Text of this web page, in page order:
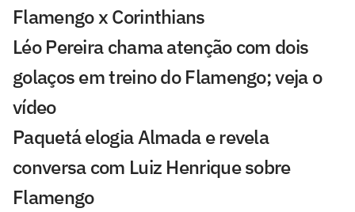
Flamengo x Corinthians
Léo Pereira chama atenção com dois
golaços em treino do Flamengo; veja o
vídeo
Paquetá elogia Almada e revela
conversa com Luiz Henrique sobre
Flamengo